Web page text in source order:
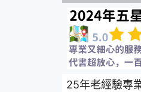
25年老經驗專